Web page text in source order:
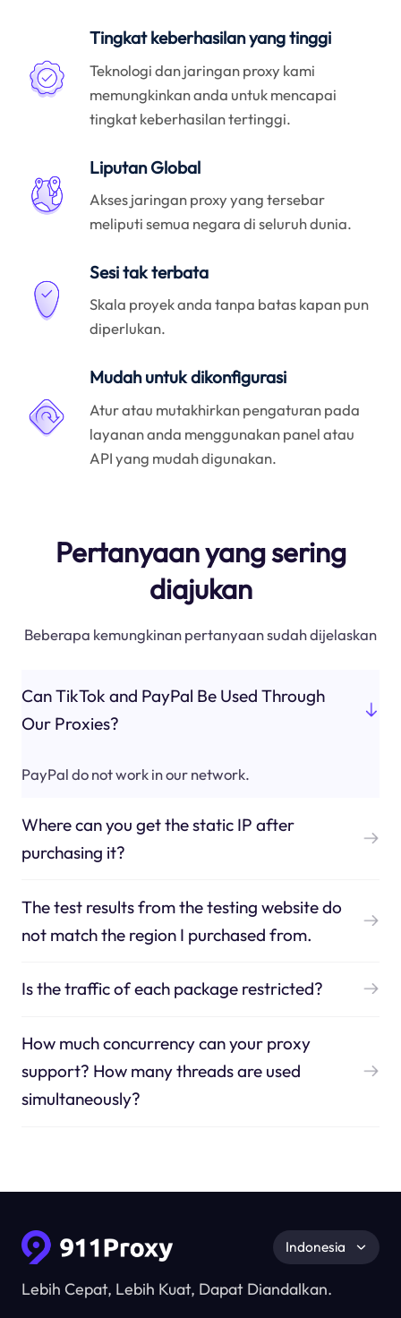
Tingkat keberhasilan yang tinggi
Teknologi dan jaringan proxy kami
memungkinkan anda untuk mencapai
tingkat keberhasilan tertinggi.
Liputan Global
Akses jaringan proxy yang tersebar
meliputi semua negara di seluruh dunia.
Sesi tak terbata
Skala proyek anda tanpa batas kapan pun
diperlukan.
Mudah untuk dikonfigurasi
Atur atau mutakhirkan pengaturan pada
layanan anda menggunakan panel atau
API yang mudah digunakan.
Pertanyaan yang sering
diajukan
Beberapa kemungkinan pertanyaan sudah dijelaskan
Can TikTok and PayPal Be Used Through
Our Proxies?
PayPal do not work in our network.
Where can you get the static IP after
purchasing it?
The test results from the testing website do
not match the region I purchased from.
Is the traffic of each package restricted?
How much concurrency can your proxy
support? How many threads are used
simultaneously?
Lebih Cepat, Lebih Kuat, Dapat Diandalkan.
Indonesia